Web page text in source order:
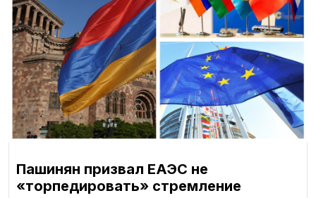
Пашинян призвал ЕАЭС не
«торпедировать» стремление